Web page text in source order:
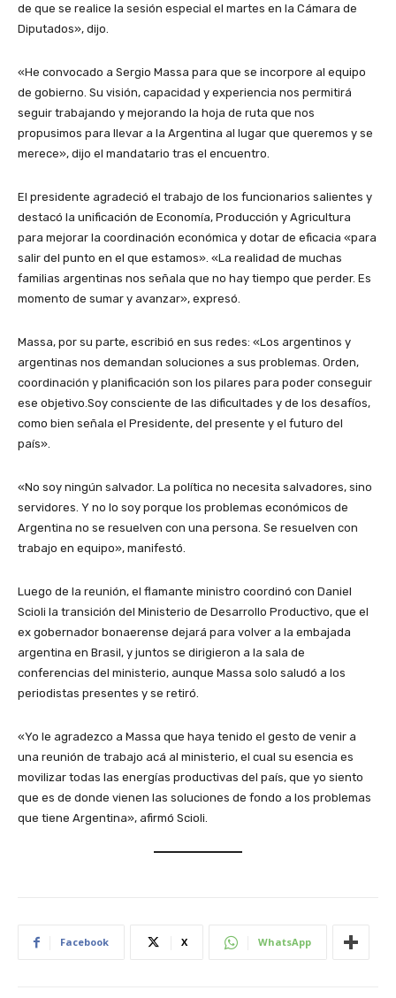
de que se realice la sesión especial el martes en la Cámara de
Diputados», dijo.
«He convocado a Sergio Massa para que se incorpore al equipo
de gobierno. Su visión, capacidad y experiencia nos permitirá
seguir trabajando y mejorando la hoja de ruta que nos
propusimos para llevar a la Argentina al lugar que queremos y se
merece», dijo el mandatario tras el encuentro.
El presidente agradeció el trabajo de los funcionarios salientes y
destacó la unificación de Economía, Producción y Agricultura
para mejorar la coordinación económica y dotar de eficacia «para
salir del punto en el que estamos». «La realidad de muchas
familias argentinas nos señala que no hay tiempo que perder. Es
momento de sumar y avanzar», expresó.
Massa, por su parte, escribió en sus redes: «Los argentinos y
argentinas nos demandan soluciones a sus problemas. Orden,
coordinación y planificación son los pilares para poder conseguir
ese objetivo.Soy consciente de las dificultades y de los desafíos,
como bien señala el Presidente, del presente y el futuro del
país».
«No soy ningún salvador. La política no necesita salvadores, sino
servidores. Y no lo soy porque los problemas económicos de
Argentina no se resuelven con una persona. Se resuelven con
trabajo en equipo», manifestó.
Luego de la reunión, el flamante ministro coordinó con Daniel
Scioli la transición del Ministerio de Desarrollo Productivo, que el
ex gobernador bonaerense dejará para volver a la embajada
argentina en Brasil, y juntos se dirigieron a la sala de
conferencias del ministerio, aunque Massa solo saludó a los
periodistas presentes y se retiró.
«Yo le agradezco a Massa que haya tenido el gesto de venir a
una reunión de trabajo acá al ministerio, el cual su esencia es
movilizar todas las energías productivas del país, que yo siento
que es de donde vienen las soluciones de fondo a los problemas
que tiene Argentina», afirmó Scioli.
Facebook X WhatsApp